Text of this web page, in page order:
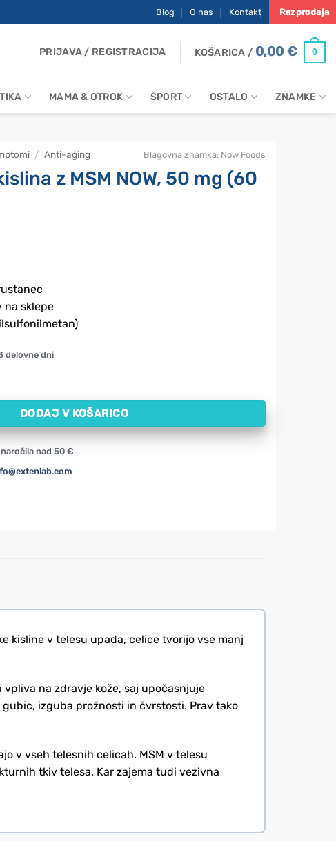
Blog O nas Kontakt Razprodaja
PRIJAVA / REGISTRACIJA KOŠARICA / 0,00€ 0
MAMA & OTROK ŠPORT OSTALO ZNAMKE
/ Anti-aging
z MSM NOW, 50 mg (60
na sklepe
delovne dni
NOW, 50 mg (60 kapsul) količina
DODAJ V KOŠARICO
nad 50 €
Blagovna znamka: Now Foods
kisline v telesu upada, celice tvorijo vse manj
na zdravje kože, saj upočasnjuje
izguba prožnosti in čvrstosti. Prav tako
v vseh telesnih celicah. MSM v telesu
tkiv telesa. Kar zajema tudi vezivna